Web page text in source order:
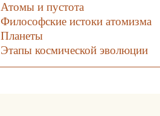
Атомы и пустота
Философские истоки атомизма
Планеты
Этапы космической эволюции